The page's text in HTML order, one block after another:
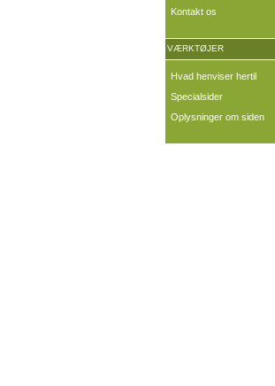
Kontakt os
VÆRKTØJER
Hvad henviser hertil
Specialsider
Oplysninger om siden